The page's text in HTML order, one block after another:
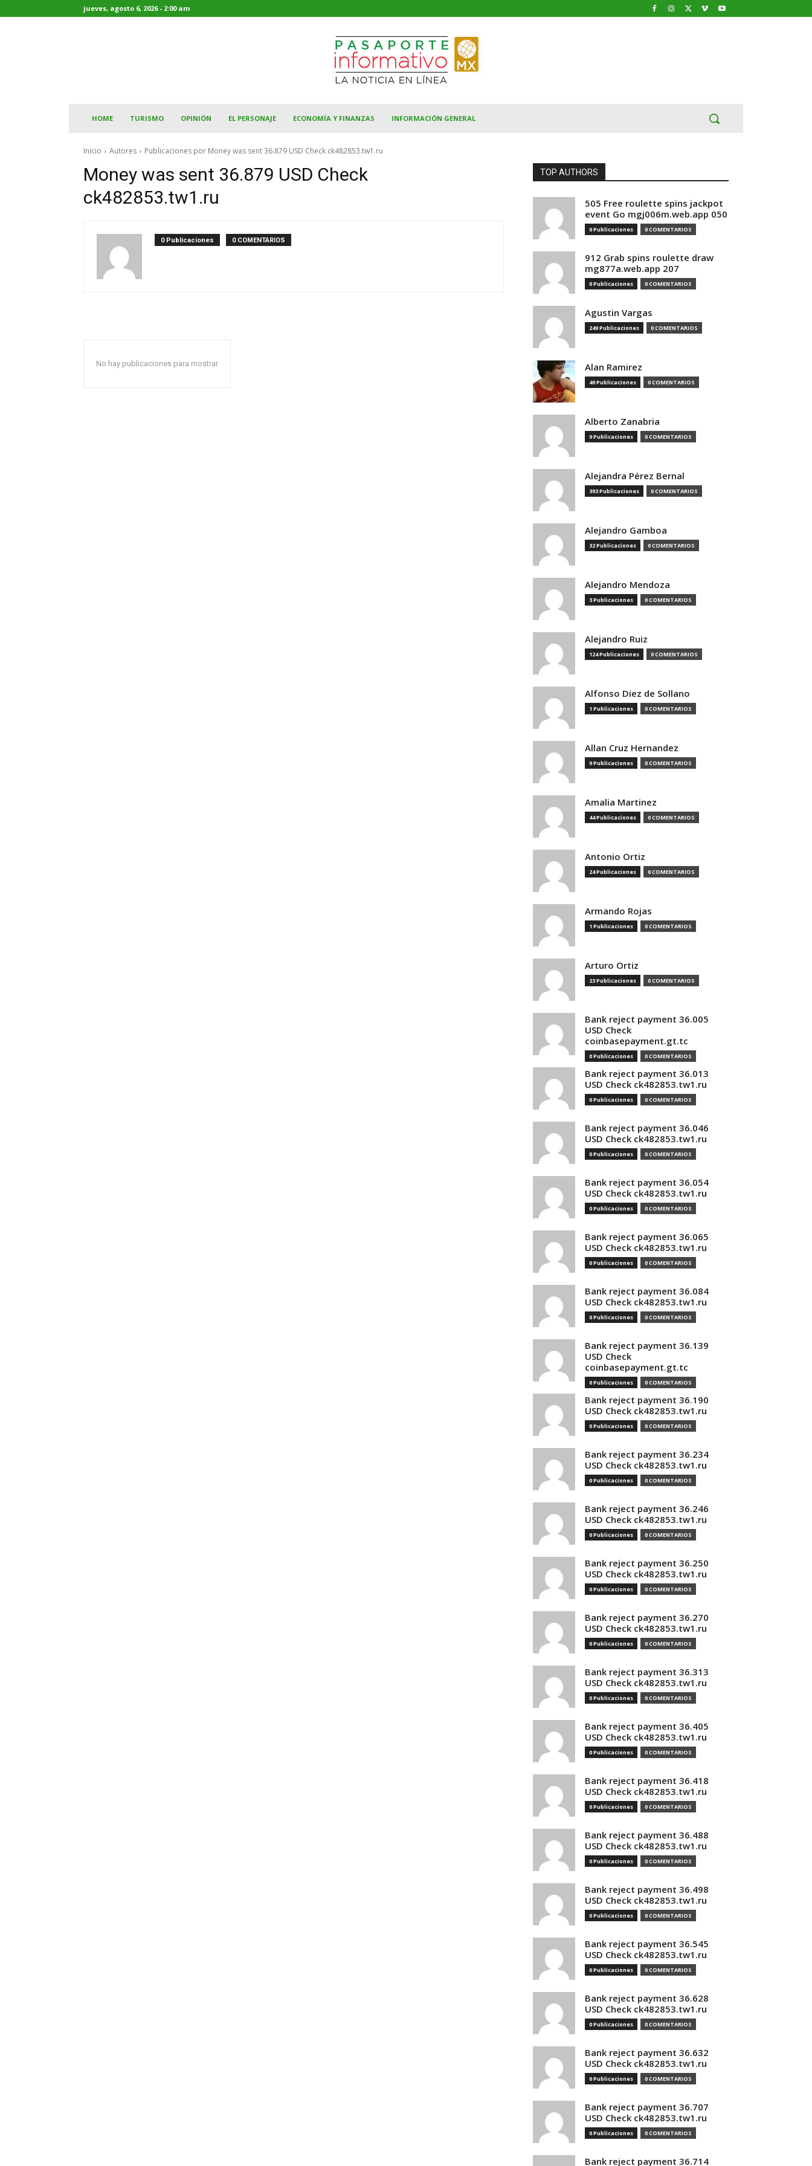
jueves, agosto 6, 2026 - 2:00 am
HOME TURISMO OPINIÓN EL PERSONAJE ECONOMÍA Y FINANZAS INFORMACIÓN GENERAL
Inicio Autores Publicaciones por Money was sent 36.879 USD Check ck482853.tw1.ru
Money was sent 36.879 USD Check
ck482853.tw1.ru
0 Publicaciones 0 COMENTARIOS
No hay publicaciones para mostrar
TOP AUTHORS
505 Free roulette spins jackpot
event Go mgj006m.web.app 050
0 Publicaciones 0 COMENTARIOS
912 Grab spins roulette draw
mg877a.web.app 207
0 Publicaciones 0 COMENTARIOS
Agustin Vargas
249 Publicaciones 0 COMENTARIOS
Alan Ramirez
49 Publicaciones 0 COMENTARIOS
Alberto Zanabria
9 Publicaciones 0 COMENTARIOS
Alejandra Pérez Bernal
393 Publicaciones 0 COMENTARIOS
Alejandro Gamboa
32 Publicaciones 0 COMENTARIOS
Alejandro Mendoza
3 Publicaciones 0 COMENTARIOS
Alejandro Ruiz
124 Publicaciones 0 COMENTARIOS
Alfonso Diez de Sollano
1 Publicaciones 0 COMENTARIOS
Allan Cruz Hernandez
9 Publicaciones 0 COMENTARIOS
Amalia Martinez
44 Publicaciones 0 COMENTARIOS
Antonio Ortiz
24 Publicaciones 0 COMENTARIOS
Armando Rojas
1 Publicaciones 0 COMENTARIOS
Arturo Ortiz
23 Publicaciones 0 COMENTARIOS
Bank reject payment 36.005
USD Check
coinbasepayment.gt.tc
0 Publicaciones 0 COMENTARIOS
Bank reject payment 36.013
USD Check ck482853.tw1.ru
0 Publicaciones 0 COMENTARIOS
Bank reject payment 36.046
USD Check ck482853.tw1.ru
0 Publicaciones 0 COMENTARIOS
Bank reject payment 36.054
USD Check ck482853.tw1.ru
0 Publicaciones 0 COMENTARIOS
Bank reject payment 36.065
USD Check ck482853.tw1.ru
0 Publicaciones 0 COMENTARIOS
Bank reject payment 36.084
USD Check ck482853.tw1.ru
0 Publicaciones 0 COMENTARIOS
Bank reject payment 36.139
USD Check
coinbasepayment.gt.tc
0 Publicaciones 0 COMENTARIOS
Bank reject payment 36.190
USD Check ck482853.tw1.ru
0 Publicaciones 0 COMENTARIOS
Bank reject payment 36.234
USD Check ck482853.tw1.ru
0 Publicaciones 0 COMENTARIOS
Bank reject payment 36.246
USD Check ck482853.tw1.ru
0 Publicaciones 0 COMENTARIOS
Bank reject payment 36.250
USD Check ck482853.tw1.ru
0 Publicaciones 0 COMENTARIOS
Bank reject payment 36.270
USD Check ck482853.tw1.ru
0 Publicaciones 0 COMENTARIOS
Bank reject payment 36.313
USD Check ck482853.tw1.ru
0 Publicaciones 0 COMENTARIOS
Bank reject payment 36.405
USD Check ck482853.tw1.ru
0 Publicaciones 0 COMENTARIOS
Bank reject payment 36.418
USD Check ck482853.tw1.ru
0 Publicaciones 0 COMENTARIOS
Bank reject payment 36.488
USD Check ck482853.tw1.ru
0 Publicaciones 0 COMENTARIOS
Bank reject payment 36.498
USD Check ck482853.tw1.ru
0 Publicaciones 0 COMENTARIOS
Bank reject payment 36.545
USD Check ck482853.tw1.ru
0 Publicaciones 0 COMENTARIOS
Bank reject payment 36.628
USD Check ck482853.tw1.ru
0 Publicaciones 0 COMENTARIOS
Bank reject payment 36.632
USD Check ck482853.tw1.ru
0 Publicaciones 0 COMENTARIOS
Bank reject payment 36.707
USD Check ck482853.tw1.ru
0 Publicaciones 0 COMENTARIOS
Bank reject payment 36.714